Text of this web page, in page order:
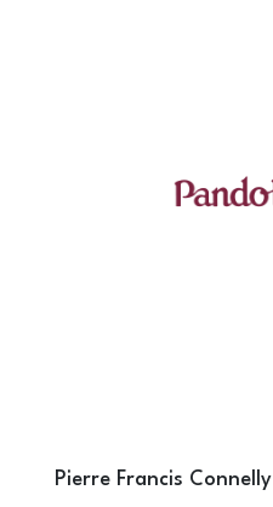
Pierre Francis Connelly